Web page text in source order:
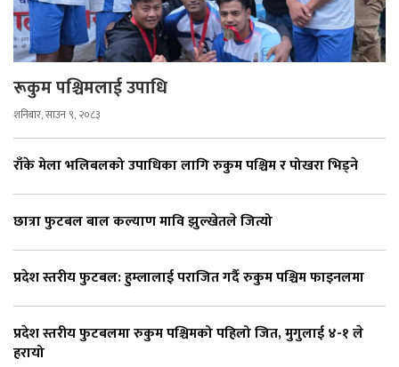
रूकुम पश्चिमलाई उपाधि
शनिबार, साउन ९, २०८३
राँके मेला भलिबलको उपाधिका लागि रुकुम पश्चिम र पोखरा भिड्ने
छात्रा फुटबल बाल कल्याण मावि झुल्खेतले जित्यो
प्रदेश स्तरीय फुटबल: हुम्लालाई पराजित गर्दै रुकुम पश्चिम फाइनलमा
प्रदेश स्तरीय फुटबलमा रुकुम पश्चिमको पहिलो जित, मुगुलाई ४-१ ले
हरायो